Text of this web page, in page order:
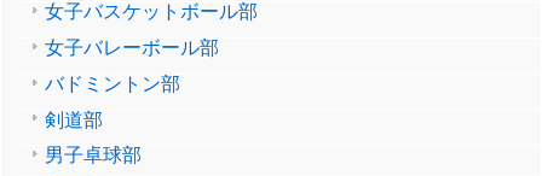
女子バスケットボール部
女子バレーボール部
バドミントン部
剣道部
男子卓球部